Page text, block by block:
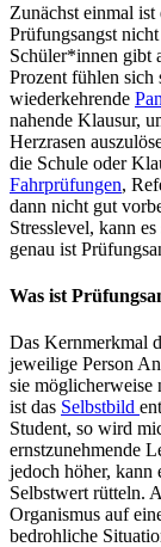
Zunächst einmal ist
Prüfungsangst
Schüler*innen gibt
Prozent fühlen sich
wiederkehrende
nahende Klausur,
Herzrasen
die Schule oder
Fahrprüfungen,
dann nicht gut
Stresslevel, kann
genau ist
Was ist
Das Kernmerkmal
jeweilige Person
sie möglicherweise
ist das Selbstbild
Student, so wird
ernstzunehmende
jedoch höher, kann
Selbstwert rütteln.
Organismus auf
bedrohliche